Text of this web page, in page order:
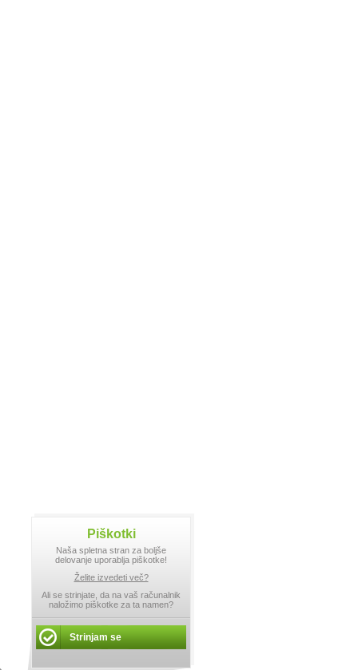
Piškotki
Naša spletna stran za boljše
delovanje uporablja piškotke!
Želite izvedeti več?
Ali se strinjate, da na vaš računalnik
naložimo piškotke za ta namen?
Strinjam se